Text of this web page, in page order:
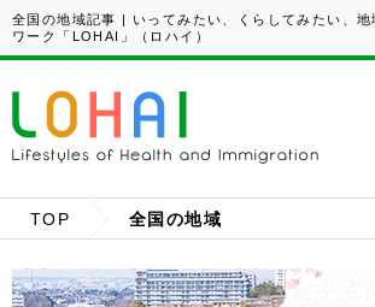
全国の地域記事 | いってみたい、くらしてみたい、
ワーク「LOHAI」（ロハイ）
TOP 全国の地域